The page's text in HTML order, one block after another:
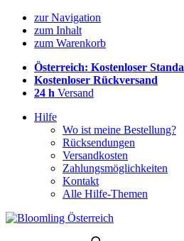
zur Navigation
zum Inhalt
zum Warenkorb
Österreich: Kostenloser
Kostenloser Rückversand
24 h Versand
Hilfe
Wo ist meine Bestellung?
Rücksendungen
Versandkosten
Zahlungsmöglichkeiten
Kontakt
Alle Hilfe-Themen